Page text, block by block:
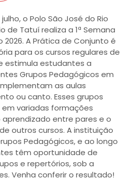
o Polo São José do Rio
de Tatuí realiza a 1ª Semana
A Prática de Conjunto é
para os cursos regulares de
estimula estudantes a
Grupos Pedagógicos em
as aulas
ou canto. Esses grupos
variadas formações
entre pares e o
outros cursos. A instituição
Pedagógicos, e ao longo
têm oportunidade de
e repertórios, sob a
Venha conferir o resultado!